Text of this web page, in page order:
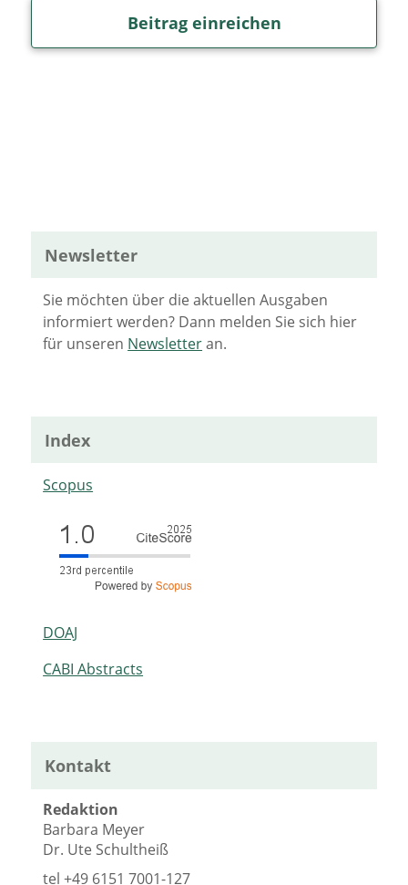
Beitrag einreichen
Newsletter
Sie möchten über die aktuellen Ausgaben
informiert werden? Dann melden Sie sich hier
für unseren Newsletteran.
Index
Scopus
DOAJ
CABI Abstracts
Kontakt
Redaktion
Barbara Meyer
Dr. Ute Schultheiß
tel+49 6151 7001-127